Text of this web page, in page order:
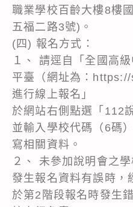
職業學校百齡大樓8樓
五福二路3號)。
(四) 報名方式：
１、 請逕自「全國高
平臺（網址為：
進行線上報名」
於網站右側點選「112
並輸入學校代碼（6碼
寫相關資料。
２、 未參加說明會之
發生報名資料有誤時，
於第2階段報名時發生